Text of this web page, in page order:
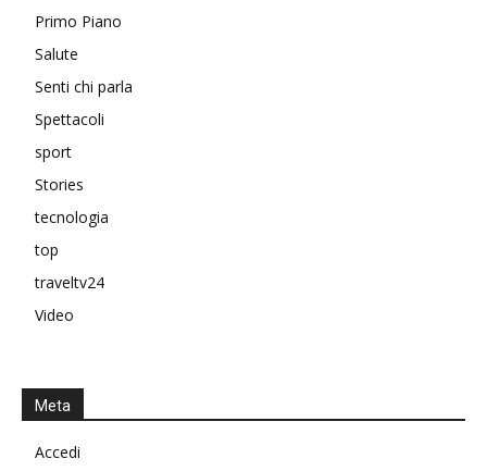
Primo Piano
Salute
Senti chi parla
Spettacoli
sport
Stories
tecnologia
top
traveltv24
Video
Meta
Accedi